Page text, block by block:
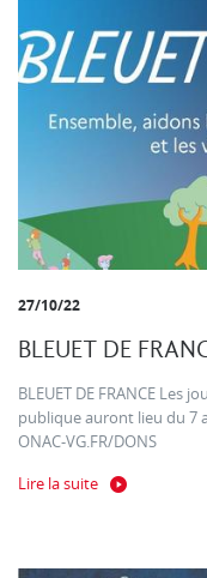
27/10/22
BLEUET DE
BLEUET DE FRANCE Les
publique auront lieu du 7
ONAC-VG.FR/DONS
Lire la suite